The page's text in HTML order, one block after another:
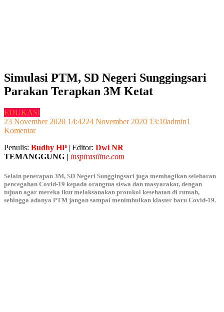
Simulasi PTM, SD Negeri Sunggingsari
Parakan Terapkan 3M Ketat
EDUKASI
23 November 2020 14:4224 November 2020 13:10admin1
Komentarpada
PTM,
SD
Sunggingsari
Parakan
Terapkan
3M
Penulis: Budhy HP | Editor: Dwi NR
TEMANGGUNG | inspirasiline.com
Selain penerapan 3M, SD Negeri Sunggingsari juga membagikan selebaran
pencegahan Covid-19 kepada orangtua siswa dan masyarakat, dengan
tujuan agar mereka ikut melaksanakan protokol kesehatan di rumah,
sehingga adanya PTM jangan sampai menimbulkan klaster baru Covid-19.